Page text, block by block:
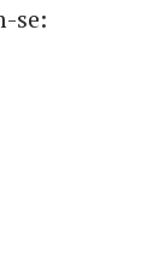
se: